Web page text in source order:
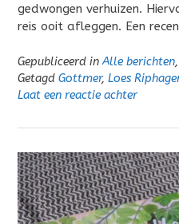
gedwongen verhuizen.
reis ooit afleggen. Een
Gepubliceerd inAlle berichten,
Getagd Gottmer, Loes
Laat een reactie achter